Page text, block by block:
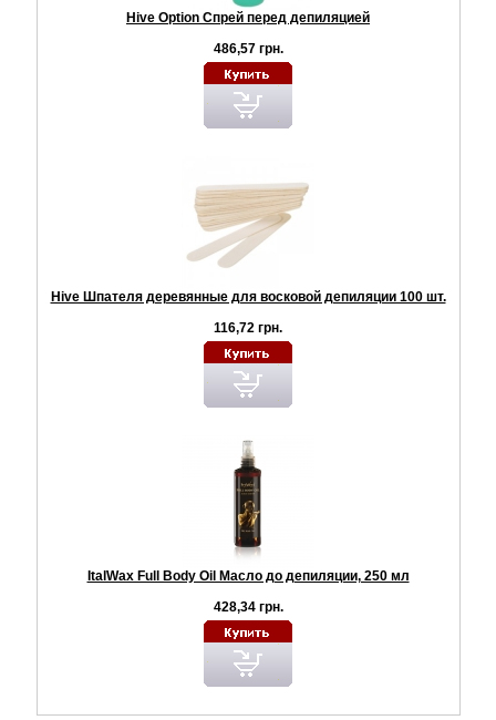
Hive Option Спрей перед депиляцией
486,57 грн.
Hive Шпателя деревянные для восковой депиляции 100 шт.
116,72 грн.
ItalWax Full Body Oil Масло до депиляции, 250 мл
428,34 грн.